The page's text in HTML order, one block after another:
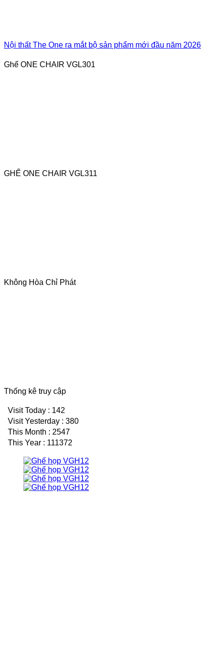
Nội thất The One ra mắt bộ sản phẩm mới đầu năm 2026
Ghế ONE CHAIR VGL301
GHẾ ONE CHAIR VGL311
Không Hòa Chỉ Phát
Thống kê truy cập
Visit Today : 142
Visit Yesterday : 380
This Month : 2547
This Year : 111372